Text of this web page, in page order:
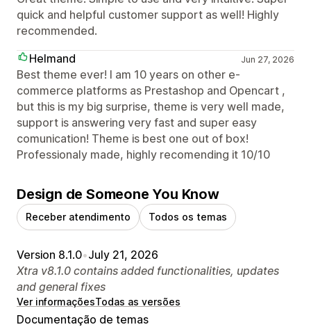
quick and helpful customer support as well! Highly
recommended.
Helmand
Jun 27, 2026
Best theme ever! I am 10 years on other e-
commerce platforms as Prestashop and Opencart ,
but this is my big surprise, theme is very well made,
support is answering very fast and super easy
comunication! Theme is best one out of box!
Professionaly made, highly recomending it 10/10
Design de Someone You Know
Receber atendimento Todos os temas
Version 8.1.0•July 21, 2026
Xtra v8.1.0 contains added functionalities, updates
and general fixes
Ver informaçõesTodas as versões
Documentação de temas